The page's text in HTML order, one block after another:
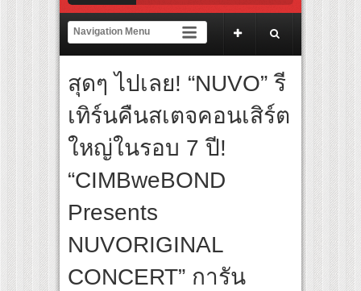
บ่งกล้ามแข่งวาบหวิวประชัน “แฟรงค์ ธนัตถ์ศรันย์” ทำยอดใน NUUI Starathon 8.8 วันที่
Cultural Communication Night” สุดยิ่งใหญ่ ณ กรุงเทพฯ ขนทัพศิลปินชั้นนำ พร้อม
จังหวะแอโรบิกสุดมันส์ ในกิจกรรม “EM-ROBIC DANCE FOR MOM
ยาวที่สุดแห่งปีจาก NUUI Starathon 8.8 “บอส-โนอึล” เปิดประเดิมเคะ-เมะ สุดเซอร์
Give & Go East” ปลื้มผู้ประกอบการตอบรับเยี่ยม พร้อมต่อยอดขายแพ็กเกจ
สุดๆ ไปเลย! “NUVO” รี
เทิร์นคืนสเตจคอนเสิร์ต
ใหญ่ในรอบ 7 ปี!
“CIMBweBOND
Presents
NUVORIGINAL
CONCERT” การัน